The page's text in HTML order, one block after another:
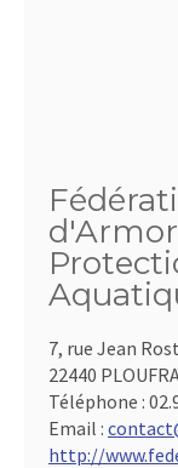
7, rue Jean
22440
Téléphone :
Email :
http://